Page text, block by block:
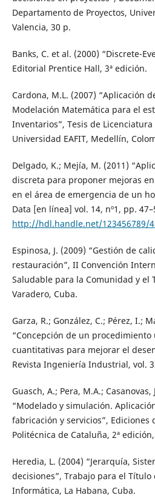
Departamento de Proyectos,
Valencia, 30 p.
Banks, C. et al. (2000) “Discrete-
Editorial Prentice Hall, 3ª edición.
Cardona, M.L. (2007) “Aplicación
Modelación Matemática para el
Inventarios”, Tesis de Licenciatura
Universidad EAFIT, Medellín,
Delgado, K.; Mejía, M. (2011)
discreta para proponer mejoras
en el área de emergencia de un
Data [en línea] vol. 14, nº1, pp.
http://hdl.handle.net/123456789/
Espinosa, J. (2009) “Gestión de
restauración”, II Convención
Saludable para la Comunidad y el
Varadero, Cuba.
Garza, R.; González, C.; Pérez, I.;
“Concepción de un
cuantitativas para mejorar el
Revista Ingeniería Industrial, vol.
Guasch, A.; Pera, M.A.; Casanovas,
“Modelado y simulación.
fabricación y servicios”, Ediciones
Politécnica de Cataluña, 2ª
Heredia, L. (2004) “Jerarquía,
decisiones”, Trabajo para el
Informática, La Habana, Cuba.